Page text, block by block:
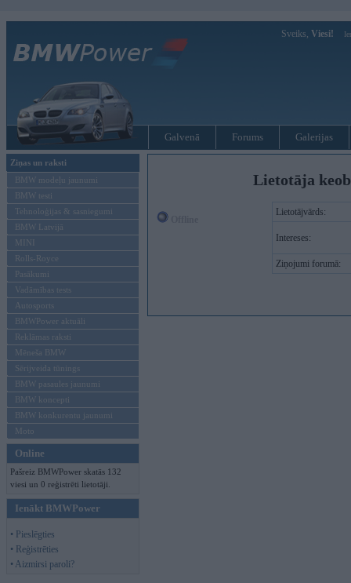
Sveiks, Viesi!
Galvenā Forums Galerijas
Ziņas un raksti
BMW modeļu jaunumi
BMW testi
Tehnoloģijas & sasniegumi
BMW Latvijā
MINI
Rolls-Royce
Pasākumi
Vadāmības tests
Autosports
BMWPower aktuāli
Reklāmas raksti
Mēneša BMW
Sērijveida tūnings
BMW pasaules jaunumi
BMW koncepti
BMW konkurentu jaunumi
Moto
Online
Pašreiz BMWPower skatās 132
viesi un 0 reģistrēti lietotāji.
Ienākt BMWPower
• Pieslēgties
• Reģistrēties
• Aizmirsi paroli?
Lietotāja
Lietotājvārds:
Intereses:
Ziņojumi forumā: